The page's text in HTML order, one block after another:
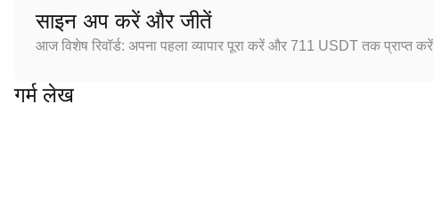
साइन अप करें और जीतें
आज विशेष रिवॉर्ड: अपना पहला व्यापार पूरा करें और 711 USDT तक प्राप्त करें
गर्म लेख